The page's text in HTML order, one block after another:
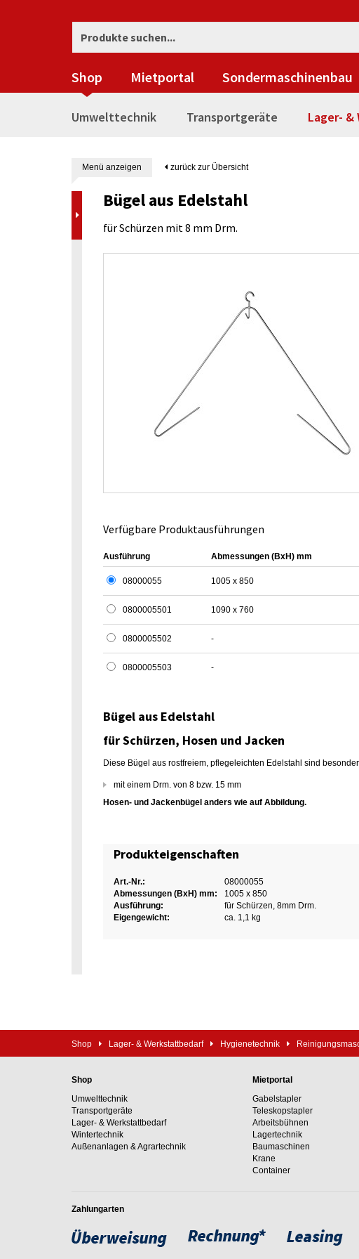
Shop Mietportal Sondermaschinenbau
Umwelttechnik Transportgeräte Lager-
Menü anzeigen zurück zur Übersicht
Bügel aus Edelstahl
für Schürzen mit 8 mm Drm.
Verfügbare Produktausführungen
Ausführung Abmessungen (BxH) mm
08000055 1005 x 850
0800005501 1090 x 760
0800005502 -
0800005503 -
Bügel aus Edelstahl
für Schürzen, Hosen und Jacken
Diese Bügel aus rostfreiem, pflegeleichten Edelstahl sind
mit einem Drm. von 8 bzw. 15 mm
Hosen- und Jackenbügel anders wie auf Abbildung.
Produkteigenschaften
Art.-Nr.:
08000055
Abmessungen (BxH) mm:
1005 x 850
Ausführung:
für Schürzen, 8mm Drm.
Eigengewicht:
ca. 1,1 kg
Shop Lager- & Werkstattbedarf Hygienetechnik
Shop
Umwelttechnik
Transportgeräte
Lager- & Werkstattbedarf
Wintertechnik
Außenanlagen & Agrartechnik
Mietportal
Gabelstapler
Teleskopstapler
Arbeitsbühnen
Lagertechnik
Baumaschinen
Krane
Container
Zahlungarten